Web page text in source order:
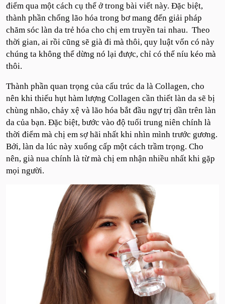
điểm qua một cách cụ thể ở trong bài viết này. Đặc biệt,
thành phần chống lão hóa trong bơ mang đến giải pháp
chăm sóc làn da trẻ hóa cho chị em truyền tai nhau. Theo
thời gian, ai rồi cũng sẽ già đi mà thôi, quy luật vốn có này
chúng ta không thể dừng nó lại được, chỉ có thể níu kéo mà
thôi.
Thành phần quan trọng của cấu trúc da là Collagen, cho
nên khi thiếu hụt hàm lượng Collagen cần thiết làn da sẽ bị
chùng nhão, chảy xệ và lão hóa bắt đầu ngự trị dần trên làn
da của bạn. Đặc biệt, bước vào độ tuổi trung niên chính là
thời điểm mà chị em sợ hãi nhất khi nhìn mình trước gương.
Bởi, làn da lúc này xuống cấp một cách trầm trọng. Cho
nên, già nua chính là từ mà chị em nhận nhiều nhất khi gặp
mọi người.